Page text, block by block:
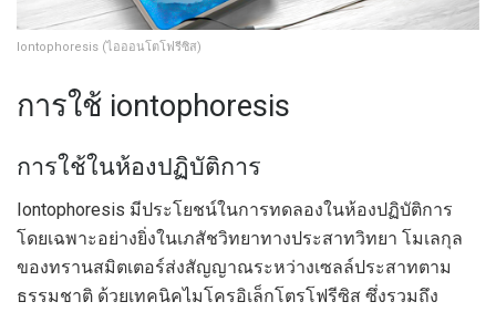
Iontophoresis (ไอออนโตโฟรีซิส)
การใช้ iontophoresis
การใช้ในห้องปฏิบัติการ
Iontophoresis มีประโยชน์ในการทดลองในห้องปฏิบัติการ
โดยเฉพาะอย่างยิ่งในเภสัชวิทยาทางประสาทวิทยา โมเลกุล
ของทรานสมิตเตอร์ส่งสัญญาณระหว่างเซลล์ประสาทตาม
ธรรมชาติ ด้วยเทคนิคไมโครอิเล็กโตรโฟรีซิส ซึ่งรวมถึง